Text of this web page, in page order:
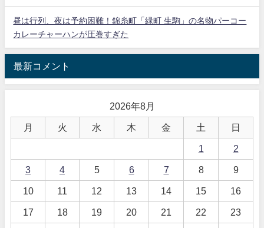
昼は行列、夜は予約困難！錦糸町「緑町 生駒」の名物パーコー
カレーチャーハンが圧巻すぎた
最新コメント
2026年8月
月 火 水 木 金 土 日
1 2
3 4 5 6 7 8 9
10 11 12 13 14 15 16
17 18 19 20 21 22 23